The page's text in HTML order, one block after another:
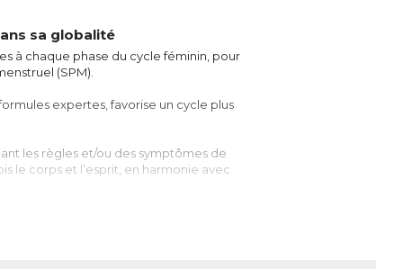
sa globalité
à chaque phase du cycle féminin, pour
(SPM).
expertes, favorise un cycle plus
les règles et/ou des symptômes de
le corps et l’esprit, en harmonie avec